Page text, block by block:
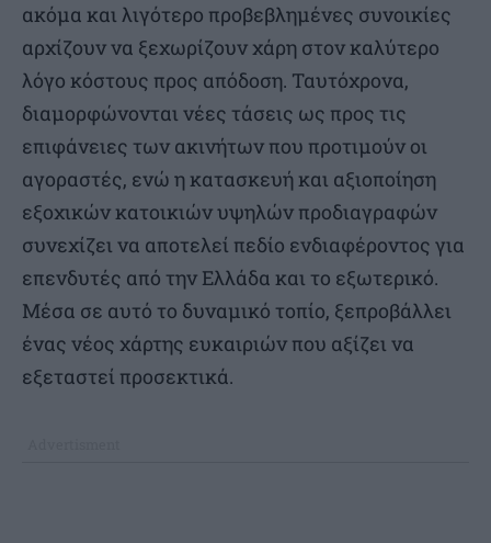
ακόμα και λιγότερο προβεβλημένες συνοικίες
αρχίζουν να ξεχωρίζουν χάρη στον καλύτερο
λόγο κόστους προς απόδοση. Ταυτόχρονα,
διαμορφώνονται νέες τάσεις ως προς τις
επιφάνειες των ακινήτων που προτιμούν οι
αγοραστές, ενώ η κατασκευή και αξιοποίηση
εξοχικών κατοικιών υψηλών προδιαγραφών
συνεχίζει να αποτελεί πεδίο ενδιαφέροντος για
επενδυτές από την Ελλάδα και το εξωτερικό.
Μέσα σε αυτό το δυναμικό τοπίο, ξεπροβάλλει
ένας νέος χάρτης ευκαιριών που αξίζει να
εξεταστεί προσεκτικά.